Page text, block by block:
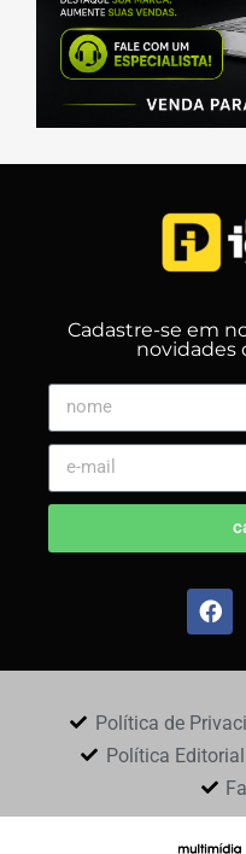
Cadastre-se em
novidades
Política de
Política Editorial